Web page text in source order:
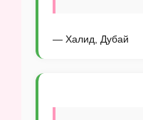
— Халид, Дубай